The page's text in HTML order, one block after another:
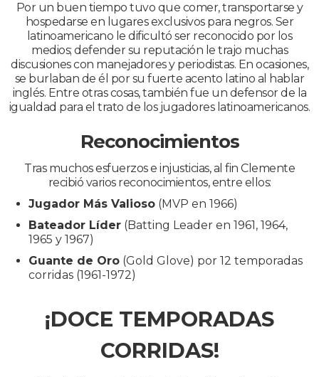
Por un buen tiempo tuvo que comer, transportarse y
hospedarse en lugares exclusivos para negros. Ser
latinoamericano le dificultó ser reconocido por los
medios; defender su reputación le trajo muchas
discusiones con manejadores y periodistas. En ocasiones,
se burlaban de él por su fuerte acento latino al hablar
inglés. Entre otras cosas, también fue un defensor de la
igualdad para el trato de los jugadores latinoamericanos.
Reconocimientos
Tras muchos esfuerzos e injusticias, al fin Clemente
recibió varios reconocimientos, entre ellos:
Jugador Más Valioso (MVP en 1966)
Bateador Líder (Batting Leader en 1961, 1964,
1965 y 1967)
Guante de Oro (Gold Glove) por 12 temporadas
corridas (1961-1972)
¡DOCE TEMPORADAS
CORRIDAS!